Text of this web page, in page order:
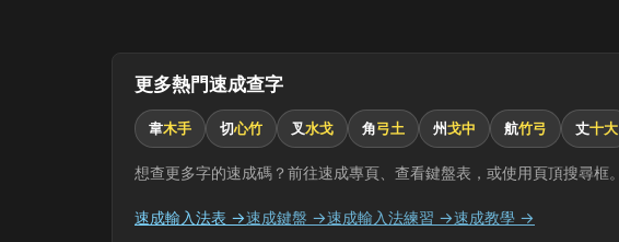
更多熱門速成查字
韋木手 切心竹 叉水戈 角弓土 州戈中 航竹弓 丈十大
想查更多字的速成碼？前往速成專頁、查看鍵盤表，或使用頁頂搜尋框。
速成輸入法表 →速成鍵盤 →速成輸入法練習 →速成教學 →